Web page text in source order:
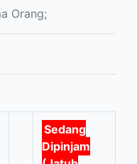
Orang;
Sedang
Dipinjam